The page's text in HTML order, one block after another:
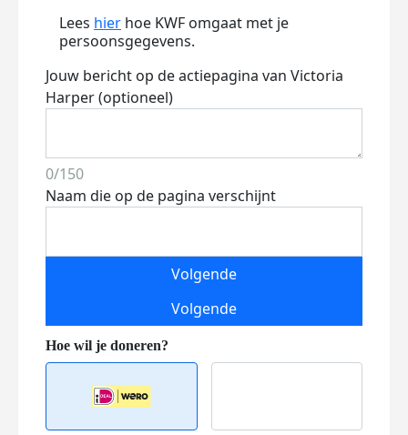
Lees hier hoe KWF omgaat met je
persoonsgegevens.
Jouw bericht op de actiepagina van Victoria
Harper (optioneel)
0/150
Naam die op de pagina verschijnt
Volgende
Volgende